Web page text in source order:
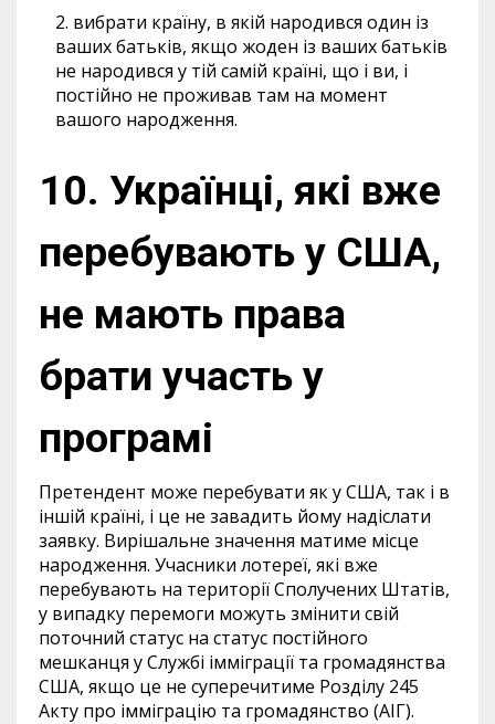
вибрати країну, в якій народився один із
ваших батьків, якщо жоден із ваших батьків
не народився у тій самій країні, що і ви, і
постійно не проживав там на момент
вашого народження.
10. Українці, які вже
перебувають у США,
не мають права
брати участь у
програмі
Претендент може перебувати як у США, так і в
іншій країні, і це не завадить йому надіслати
заявку. Вирішальне значення матиме місце
народження. Учасники лотереї, які вже
перебувають на території Сполучених Штатів,
у випадку перемоги можуть змінити свій
поточний статус на статус постійного
мешканця у Службі імміграції та громадянства
США, якщо це не суперечитиме Розділу 245
Акту про імміграцію та громадянство (АІГ).